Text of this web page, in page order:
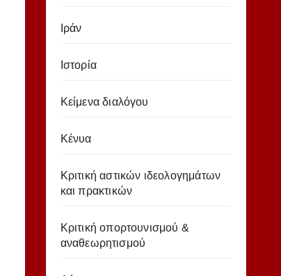
Ιράν
Ιστορία
Κείμενα διαλόγου
Κένυα
Κριτική αστικών ιδεολογημάτων
και πρακτικών
Κριτική οπορτουνισμού &
αναθεωρητισμού